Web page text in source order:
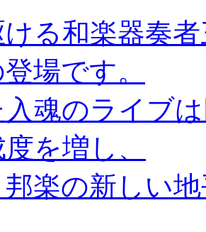
る和楽器奏
場です。
入魂のライブ
を増し、
楽の新しい